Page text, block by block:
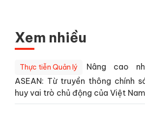
Xem nhiều
Thực tiễn Quản lý
Nâng cao
ASEAN: Từ truyền thông chính
huy vai trò chủ động của Việt Nam